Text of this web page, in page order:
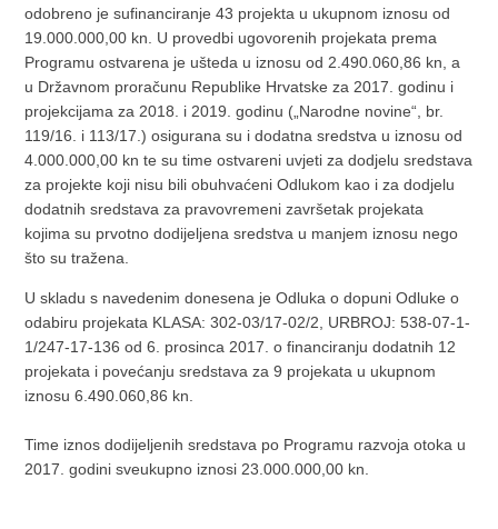
odobreno je sufinanciranje 43 projekta u ukupnom iznosu od
19.000.000,00 kn. U provedbi ugovorenih projekata prema
Programu ostvarena je ušteda u iznosu od 2.490.060,86 kn, a
u Državnom proračunu Republike Hrvatske za 2017. godinu i
projekcijama za 2018. i 2019. godinu („Narodne novine“, br.
119/16. i 113/17.) osigurana su i dodatna sredstva u iznosu od
4.000.000,00 kn te su time ostvareni uvjeti za dodjelu sredstava
za projekte koji nisu bili obuhvaćeni Odlukom kao i za dodjelu
dodatnih sredstava za pravovremeni završetak projekata
kojima su prvotno dodijeljena sredstva u manjem iznosu nego
što su tražena.
U skladu s navedenim donesena je Odluka o dopuni Odluke o
odabiru projekata KLASA: 302-03/17-02/2, URBROJ: 538-07-1-
1/247-17-136 od 6. prosinca 2017. o financiranju dodatnih 12
projekata i povećanju sredstava za 9 projekata u ukupnom
iznosu 6.490.060,86 kn.
Time iznos dodijeljenih sredstava po Programu razvoja otoka u
2017. godini sveukupno iznosi 23.000.000,00 kn.